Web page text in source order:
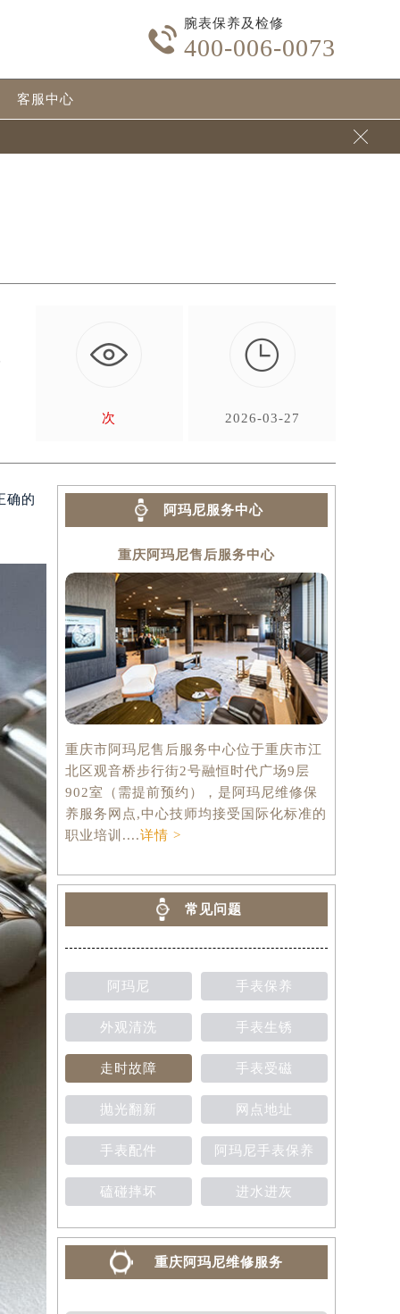

腕表保养及检修
400-006-0073
客服中心

次

2026-03-27
确的
阿玛尼服务中心
重庆阿玛尼售后服务中心
重庆市阿玛尼售后服务中心位于重庆市江
北区观音桥步行街2号融恒时代广场9层
902室（需提前预约），是阿玛尼维修保
养服务网点,中心技师均接受国际化标准的
职业培训....详情 >
常见问题
阿玛尼 手表保养
外观清洗 手表生锈
走时故障 手表受磁
抛光翻新 网点地址
手表配件 阿玛尼手表保养
磕碰摔坏 进水进灰
重庆阿玛尼维修服务